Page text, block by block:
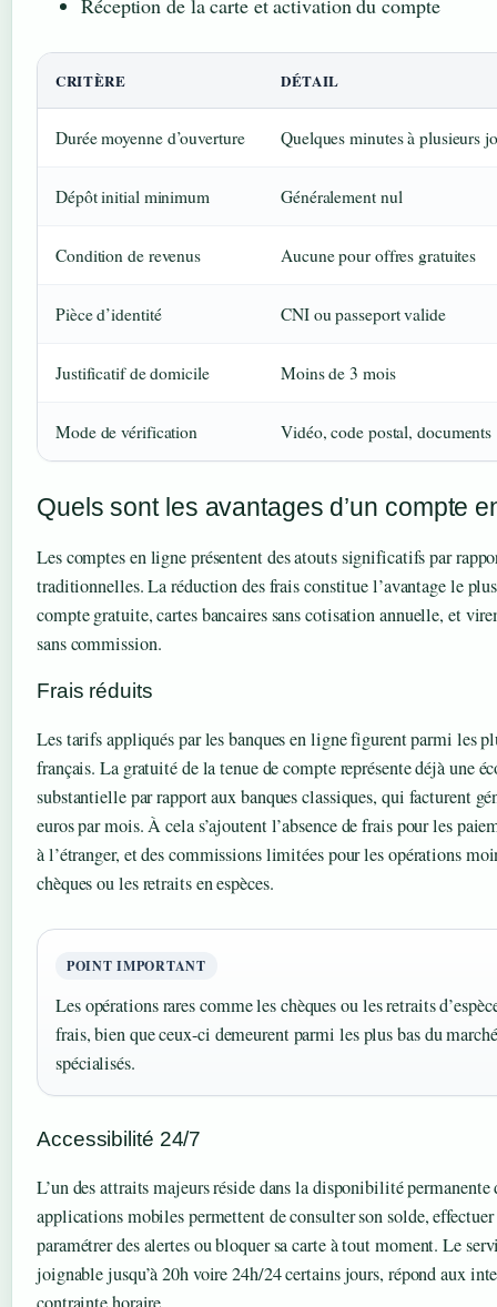
CRITÈRE DÉTAIL
Durée moyenne d’ouverture Quelques minutes à plusieurs
Dépôt initial minimum Généralement nul
Condition de revenus Aucune pour offres gratuites
Pièce d’identité CNI ou passeport valide
Justificatif de domicile Moins de 3 mois
Mode de vérification Vidéo, code postal, documents
Quels sont les avantages d’un compte
Les comptes en ligne présentent des atouts significatifs par
traditionnelles. La réduction des frais constitue l’avantage le
compte gratuite, cartes bancaires sans cotisation annuelle, et
sans commission.
Frais réduits
Les tarifs appliqués par les banques en ligne figurent parmi les
français. La gratuité de la tenue de compte représente déjà une
substantielle par rapport aux banques classiques, qui facturent
euros par mois. À cela s’ajoutent l’absence de frais pour les
à l’étranger, et des commissions limitées pour les opérations
chèques ou les retraits en espèces.
POINT IMPORTANT
Les opérations rares comme les chèques ou les retraits
frais, bien que ceux-ci demeurent parmi les plus bas du
spécialisés.
Accessibilité 24/7
L’un des attraits majeurs réside dans la disponibilité permanente
applications mobiles permettent de consulter son solde,
paramétrer des alertes ou bloquer sa carte à tout moment. Le
joignable jusqu’à 20h voire 24h/24 certains jours, répond aux